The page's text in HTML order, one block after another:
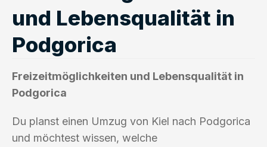
und Lebensqualität in
Podgorica
Freizeitmöglichkeiten und Lebensqualität in
Podgorica
Du planst einen Umzug von Kiel nach Podgorica
und möchtest wissen, welche